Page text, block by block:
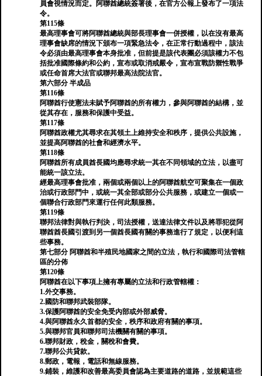
員會視情況而定。阿聯酋總統簽署後，在官方公報上發布了一項法
令。
第115條
最高理事會可將阿聯酋總統與部長理事會一併授權，以在沒有最高
理事會缺席的情況下頒布一項緊急法令，在正常行動過程中，該法
令必須由最高理事會本身批准，但前提是該代表團必須該權力不包
括批准國際條約和公約，宣布或取消戒嚴令，宣布宣戰防禦性戰爭
或任命首席大法官或聯邦最高法院法官。
第六部分 半成品
第116條
阿聯酋行使憲法未賦予阿聯酋的所有權力，參與阿聯酋的結構，並
從其存在，服務和保護中受益。
第117條
阿聯酋政權尤其尋求在其領土上維持安全和秩序，提供公共設施，
並提高阿聯酋的社會和經濟水平。
第118條
阿聯酋所有成員酋長國均應尋求統一其在不同領域的立法，以盡可
能統一該立法。
經最高理事會批准，兩個或兩個以上的阿聯酋航空可聚集在一個政
治或行政部門中，或統一其全部或部分公共服務，或建立一個或一
個聯合行政部門來運行任何此類服務。
第119條
聯邦法律對與執行判決，司法授權，送達法律文件以及將罪犯從阿
聯酋酋長國引渡到另一個酋長國有關的事務進行了規定，以便利這
些事務。
第七部分 阿聯酋和半殖民地國家之間的立法，執行和國際司法管轄
區的分佈
第120條
阿聯酋在以下事項上擁有專屬的立法和行政管轄權：
1.外交事務。
2.國防和聯邦武裝部隊。
3.保護阿聯酋的安全免受內部或外部威脅。
4.與阿聯酋永久首都的安全，秩序和政府有關的事項。
5.與聯邦官員和聯邦司法機關有關的事項。
6.聯邦財政，稅金，關稅和會費。
7.聯邦公共貸款。
8.郵政，電報，電話和無線服務。
9.鋪裝，維護和改善最高委員會認為主要道路的道路，並規範這些